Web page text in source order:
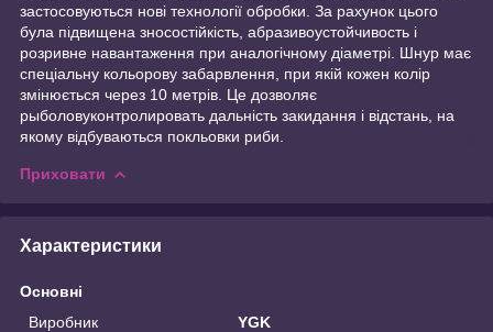
застосовуються нові технології обробки. За рахунок цього
була підвищена зносостійкість, абразивоустойчивость і
розривне навантаження при аналогічному діаметрі. Шнур має
спеціальну кольорову забарвлення, при якій кожен колір
змінюється через 10 метрів. Це дозволяє
рыболовуконтролировать дальність закидання і відстань, на
якому відбуваються покльовки риби.
Приховати
Характеристики
Основні
Виробник
YGK